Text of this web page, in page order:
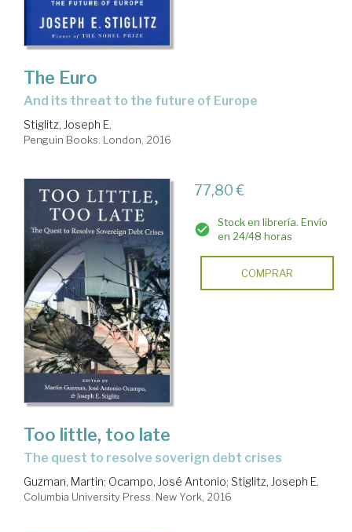
The Euro
and its threat to the future of Europe
Stiglitz, Joseph E.
Penguin Books. London, 2016
77,80 €
Stock en librería. Envío
en 24/48 horas
COMPRAR
Too little, too late
the quest to resolve soverign debt crises
Guzman, Martin; Ocampo, José Antonio; Stiglitz, Joseph E.
Columbia University Press. New York, 2016